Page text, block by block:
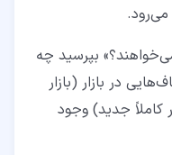
بپرسید چه
در بازار (بازار
کاملاً جدید) وجود